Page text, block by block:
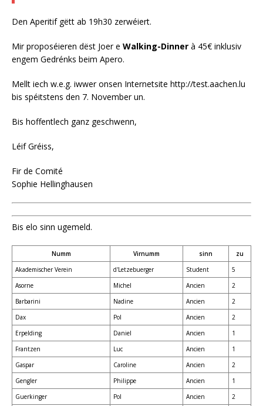
Den Aperitif gëtt ab 19h30 zerwéiert.
Mir proposéieren dëst Joer e Walking-Dinner à 45€ inklusiv
engem Gedrénks beim Apero.
Mellt iech w.e.g. iwwer onsen Internetsite http://test.aachen.lu
bis spéitstens den 7. November un.
Bis hoffentlech ganz geschwenn,
Léif Gréiss,
Fir de Comité
Sophie Hellinghausen
Bis elo sinn ugemeld.
Numm Virnumm sinn
zu
Akademischer Verein
d'Letzebuerger Student
5
Asorne
Michel Ancien
2
Barbarini
Nadine Ancien
2
Dax
Pol Ancien
2
Erpelding
Daniel Ancien
1
Frantzen
Luc Ancien
1
Gaspar
Caroline Ancien
2
Gengler
Philippe Ancien
1
Guerkinger
Pol Ancien
2